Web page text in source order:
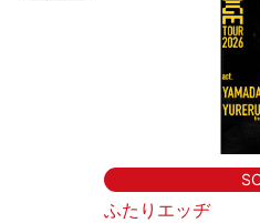
ふたりエッヂ